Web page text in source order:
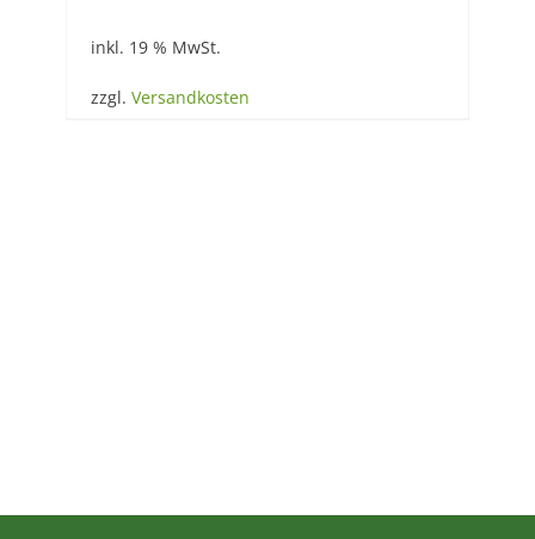
inkl. 19 % MwSt.
zzgl. Versandkosten